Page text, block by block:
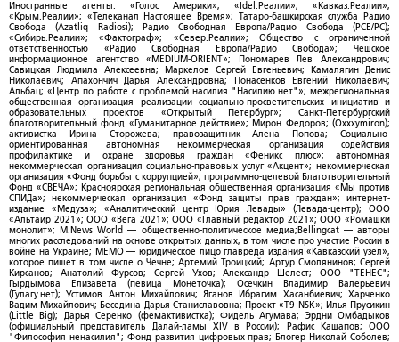
Иностранные агенты: «Голос Америки»; «Idel.Реалии»; «Кавказ.Реалии»;
«Крым.Реалии»; «Телеканал Настоящее Время»; Татаро-башкирская служба Радио
Свобода (Azatliq Radiosi); Радио Свободная Европа/Радио Свобода (PCE/PC);
«Сибирь.Реалии»; «Фактограф»; «Север.Реалии»; Общество с ограниченной
ответственностью «Радио Свободная Европа/Радио Свобода»; Чешское
информационное агентство «MEDIUM-ORIENT»; Пономарев Лев Александрович;
Савицкая Людмила Алексеевна; Маркелов Сергей Евгеньевич; Камалягин Денис
Николаевич; Апахончич Дарья Александровна; Понасенков Евгений Николаевич;
Альбац; «Центр по работе с проблемой насилия "Насилию.нет"»; межрегиональная
общественная организация реализации социально-просветительских инициатив и
образовательных проектов «Открытый Петербург»; Санкт-Петербургский
благотворительный фонд «Гуманитарное действие»; Мирон Федоров; (Oxxxymiron);
активистка Ирина Сторожева; правозащитник Алена Попова; Социально-
ориентированная автономная некоммерческая организация содействия
профилактике и охране здоровья граждан «Феникс плюс»; автономная
некоммерческая организация социально-правовых услуг «Акцент»; некоммерческая
организация «Фонд борьбы с коррупцией»; программно-целевой Благотворительный
Фонд «СВЕЧА»; Красноярская региональная общественная организация «Мы против
СПИДа»; некоммерческая организация «Фонд защиты прав граждан»; интернет-
издание «Медуза»; «Аналитический центр Юрия Левады» (Левада-центр); ООО
«Альтаир 2021»; ООО «Вега 2021»; ООО «Главный редактор 2021»; ООО «Ромашки
монолит»; M.News World — общественно-политическое медиа;Bellingcat — авторы
многих расследований на основе открытых данных, в том числе про участие России в
войне на Украине; МЕМО — юридическое лицо главреда издания «Кавказский узел»,
которое пишет в том числе о Чечне; Артемий Троицкий; Артур Смолянинов; Сергей
Кирсанов; Анатолий Фурсов; Сергей Ухов; Александр Шелест; ООО "ТЕНЕС";
Гырдымова Елизавета (певица Монеточка); Осечкин Владимир Валерьевич
(Гулагу.нет); Устимов Антон Михайлович; Яганов Ибрагим Хасанбиевич; Харченко
Вадим Михайлович; Беседина Дарья Станиславовна; Проект «T9 NSK»; Илья Прусикин
(Little Big); Дарья Серенко (фемактивистка); Фидель Агумава; Эрдни Омбадыков
(официальный представитель Далай-ламы XIV в России); Рафис Кашапов; ООО
"Философия ненасилия"; Фонд развития цифровых прав; Блогер Николай Соболев;